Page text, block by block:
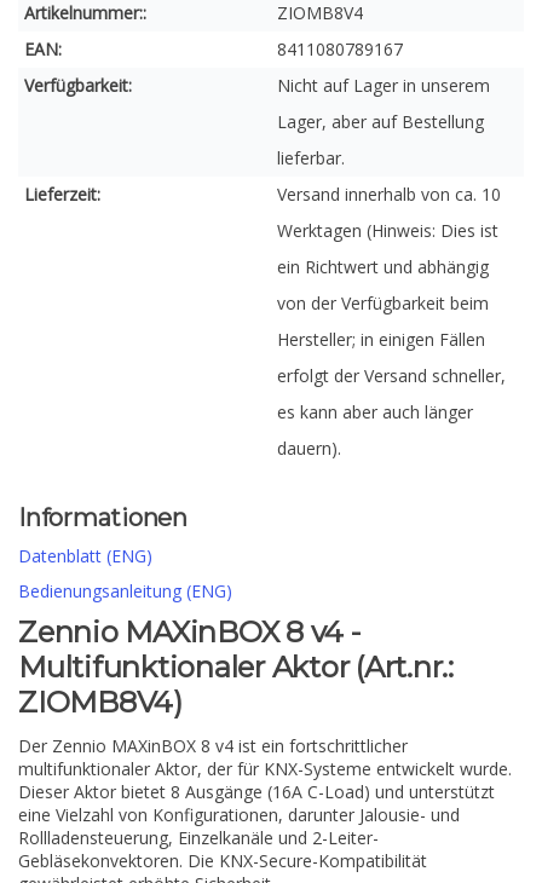
Artikelnummer::
ZIOMB8V4
EAN:
8411080789167
Verfügbarkeit:
Nicht auf Lager in unserem
Lager, aber auf Bestellung
lieferbar.
Lieferzeit:
Versand innerhalb von ca. 10
Werktagen (Hinweis: Dies ist
ein Richtwert und abhängig
von der Verfügbarkeit beim
Hersteller; in einigen Fällen
erfolgt der Versand schneller,
es kann aber auch länger
dauern).
Informationen
Datenblatt (ENG)
Bedienungsanleitung (ENG)
Zennio MAXinBOX 8 v4 -
Multifunktionaler Aktor (Art.nr.:
ZIOMB8V4)
Der Zennio MAXinBOX 8 v4 ist ein fortschrittlicher
multifunktionaler Aktor, der für KNX-Systeme entwickelt wurde.
Dieser Aktor bietet 8 Ausgänge (16A C-Load) und unterstützt
eine Vielzahl von Konfigurationen, darunter Jalousie- und
Rollladensteuerung, Einzelkanäle und 2-Leiter-
Gebläsekonvektoren. Die KNX-Secure-Kompatibilität